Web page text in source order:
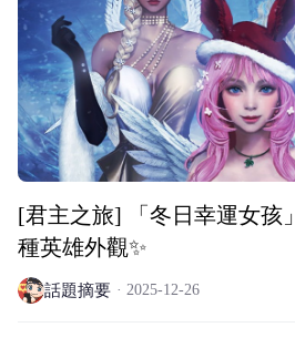
[君主之旅] 「冬日幸運女孩
種英雄外觀✨
話題摘要 2025-12-26